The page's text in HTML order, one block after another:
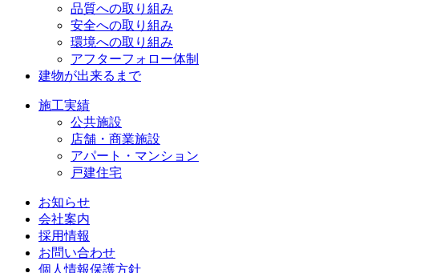
品質への取り組み
安全への取り組み
環境への取り組み
アフターフォロー体制
建物が出来るまで
施工実績
公共施設
店舗・商業施設
アパート・マンション
戸建住宅
お知らせ
会社案内
採用情報
お問い合わせ
個人情報保護方針